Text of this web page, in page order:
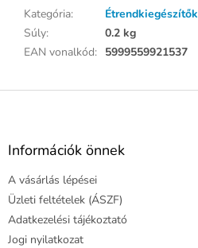
Kategória:
Étrendkiegészítők
Súly:
0.2 kg
EAN vonalkód: 5999559921537
L
Információk önnek
A vásárlás lépései
Üzleti feltételek (ÁSZF)
Adatkezelési tájékoztató
Jogi nyilatkozat